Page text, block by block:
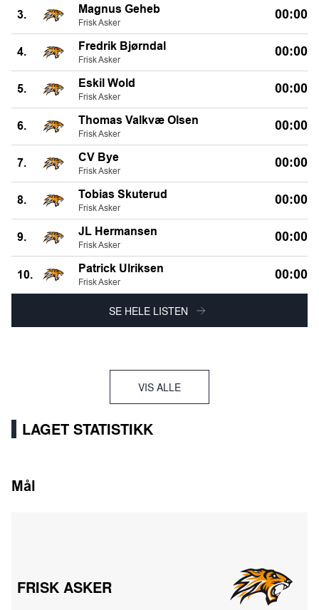
3.
Magnus Geheb
Frisk Asker
00:00
4.
Fredrik Bjørndal
Frisk Asker
00:00
5.
Eskil Wold
Frisk Asker
00:00
6.
Thomas Valkvæ Olsen
Frisk Asker
00:00
7.
CV Bye
Frisk Asker
00:00
8.
Tobias Skuterud
Frisk Asker
00:00
9.
JL Hermansen
Frisk Asker
00:00
10.
Patrick Ulriksen
Frisk Asker
00:00
SE HELE LISTEN
VIS ALLE
LAGET STATISTIKK
Mål
FRISK ASKER